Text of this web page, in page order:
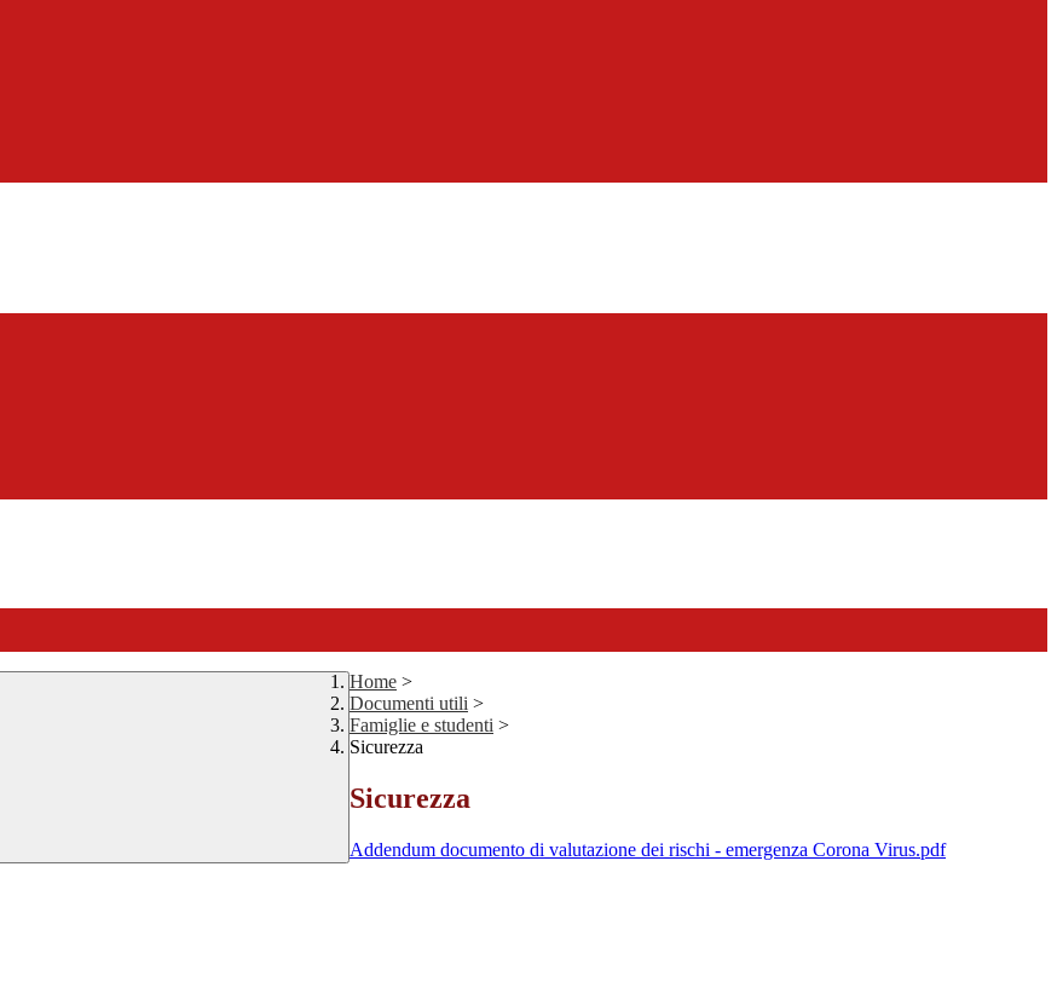
Home >
Documenti utili >
Famiglie e studenti >
Sicurezza
Sicurezza
Addendum documento di valutazione dei rischi - emergenza Corona Virus.pdf